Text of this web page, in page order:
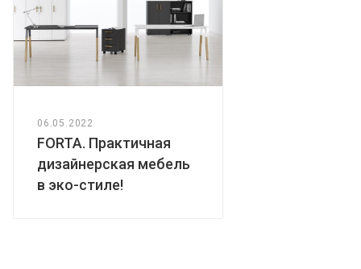
стяжками. Надежная защита всех элементов из ЛДСП –
кромка ПВХ. Регулируемые по высоте опоры обеспечат
шкафу устойчивость на неровном полу.
06.05.2022
FORTA. Практичная
дизайнерская мебель
в эко-стиле!